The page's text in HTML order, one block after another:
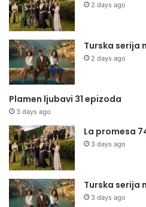
2 days ago
Turska serija
2 days ago
Plamen ljubavi 31 epizoda
3 days ago
La promesa
3 days ago
Turska serija
3 days ago